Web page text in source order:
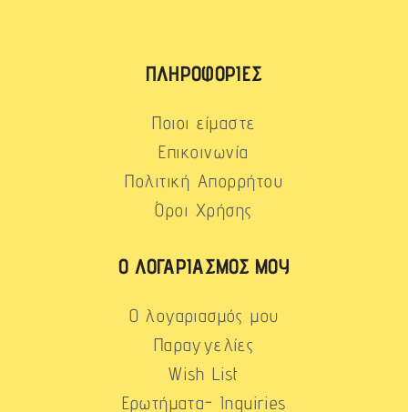
ΠΛΗΡΟΦΟΡΊΕΣ
Ποιοι είμαστε
Επικοινωνία
Πολιτική Απορρήτου
Όροι Χρήσης
Ο ΛΟΓΑΡΙΑΣΜΌΣ ΜΟΥ
Ο λογαριασμός μου
Παραγγελίες
Wish List
Ερωτήματα- Inquiries